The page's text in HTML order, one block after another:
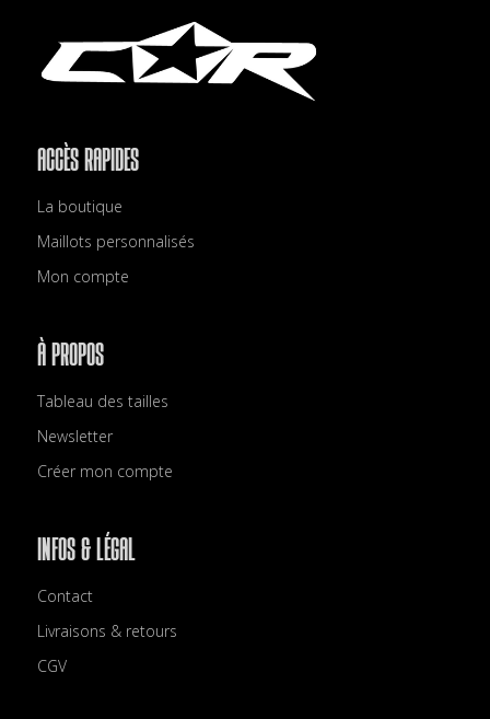
ACCÈS RAPIDES
La boutique
Maillots personnalisés
Mon compte
À PROPOS
Tableau des tailles
Newsletter
Créer mon compte
INFOS & LÉGAL
Contact
Livraisons & retours
CGV